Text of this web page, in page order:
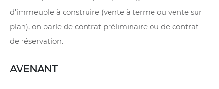
d'immeuble à construire (vente à terme ou vente sur
plan), on parle de contrat préliminaire ou de contrat
de réservation.
AVENANT